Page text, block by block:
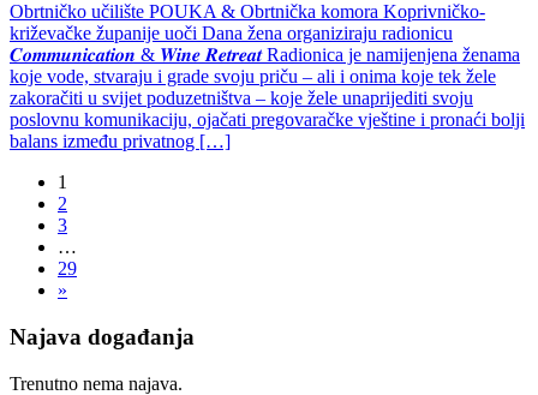
Obrtničko učilište POUKA & Obrtnička komora Koprivničko-
križevačke županije uoči Dana žena organiziraju radionicu
𝑪𝒐𝒎𝒎𝒖𝒏𝒊𝒄𝒂𝒕𝒊𝒐𝒏 & 𝑾𝒊𝒏𝒆 𝑹𝒆𝒕𝒓𝒆𝒂𝒕 Radionica je namijenjena ženama
koje vode, stvaraju i grade svoju priču – ali i onima koje tek žele
zakoračiti u svijet poduzetništva – koje žele unaprijediti svoju
poslovnu komunikaciju, ojačati pregovaračke vještine i pronaći bolji
balans između privatnog […]
1
2
3
…
29
»
Najava događanja
Trenutno nema najava.